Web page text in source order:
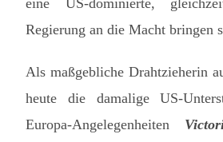
eine US-dominierte,
Regierung an die Macht bringen
Als maßgebliche Drahtzieherin
heute die damalige US-
Europa-Angelegenheiten